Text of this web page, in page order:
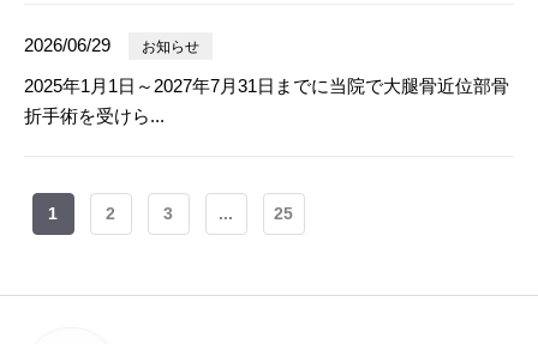
2026/06/29 お知らせ
2025年1月1日～2027年7月31日までに当院で大腿骨近位部骨
折手術を受けら...
1 2 3 ... 25